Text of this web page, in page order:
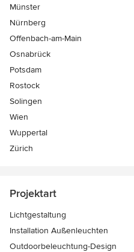
Münster
Nürnberg
Offenbach-am-Main
Osnabrück
Potsdam
Rostock
Solingen
Wien
Wuppertal
Zürich
Projektart
Lichtgestaltung
Installation Außenleuchten
Outdoorbeleuchtung-Design